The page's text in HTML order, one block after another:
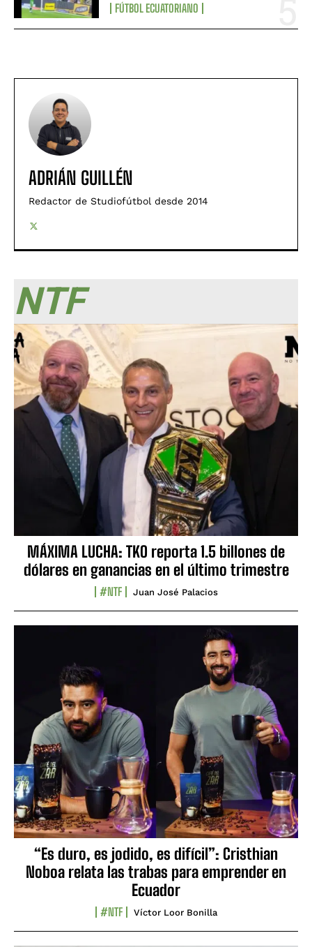
FÚTBOL ECUATORIANO
ADRIÁN GUILLÉN
Redactor de Studiofútbol desde 2014
NTF
MÁXIMA LUCHA: TKO reporta 1.5 billones de
dólares en ganancias en el último trimestre
#NTF Juan José Palacios
“Es duro, es jodido, es difícil”: Cristhian
Noboa relata las trabas para emprender en
Ecuador
#NTF Víctor Loor Bonilla